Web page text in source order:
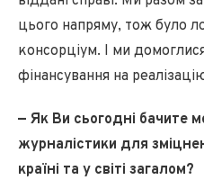
цього напряму, тож було
консорціум. І ми
фінансування на
— Як Ви сьогодні бачите
журналістики для
країні та у світі загалом?